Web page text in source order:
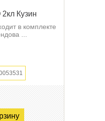
Кузин
в комплекте
...